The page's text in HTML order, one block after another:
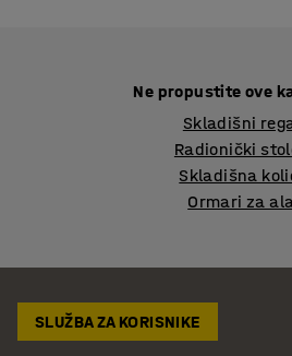
Ne propustite ove
Skladišni
Radionički
Skladišna
Ormari za
SLUŽBA ZA KORISNIKE